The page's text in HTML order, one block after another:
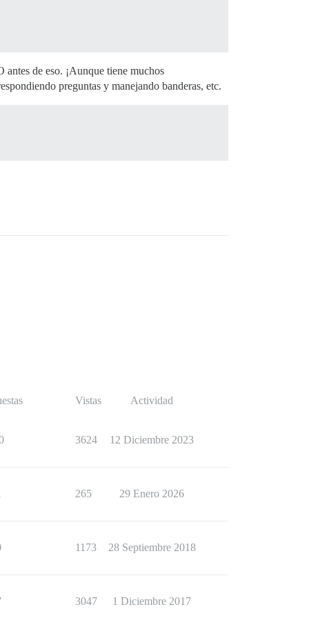
de eso. ¡Aunque tiene muchos
preguntas y manejando banderas, etc.
Vistas Actividad
3624 12 Diciembre 2023
265 29 Enero 2026
1173 28 Septiembre 2018
3047 1 Diciembre 2017